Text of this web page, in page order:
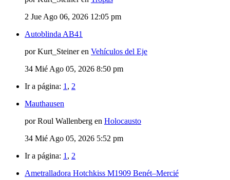
2 Jue Ago 06, 2026 12:05 pm
Autoblinda AB41
por Kurt_Steiner en Vehículos del Eje
34 Mié Ago 05, 2026 8:50 pm
Ir a página: 1 , 2
Mauthausen
por Roul Wallenberg en Holocausto
34 Mié Ago 05, 2026 5:52 pm
Ir a página: 1 , 2
Ametralladora Hotchkiss M1909 Benét–Mercié